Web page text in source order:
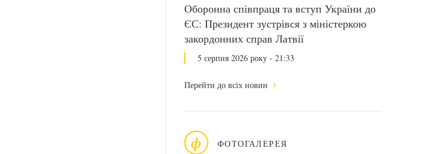
Оборонна співпраця та вступ України до
ЄС: Президент зустрівся з міністеркою
закордонних справ Латвії
5 серпня 2026 року - 21:33
Перейти до всіх новин
ф ФОТОГАЛЕРЕЯ